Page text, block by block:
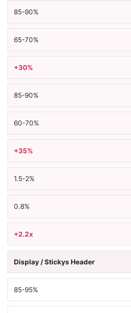
85-90%
65-70%
+30%
85-90%
60-70%
+35%
1.5-2%
0.8%
+2.2x
Display / Stickys Header
85-95%